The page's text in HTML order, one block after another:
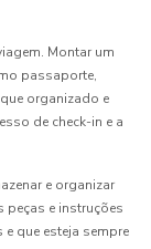
Montar um
passaporte,
organizado e
de check-in e a
e organizar
peças e instruções
que esteja sempre